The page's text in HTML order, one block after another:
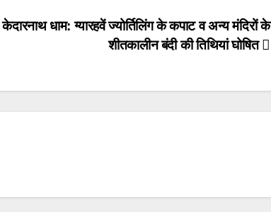
केदारनाथ धाम: ग्यारहवें ज्योर्तिलिंग के कपाट व अन्य मंदिरों के
शीतकालीन बंदी की तिथियां घोषित